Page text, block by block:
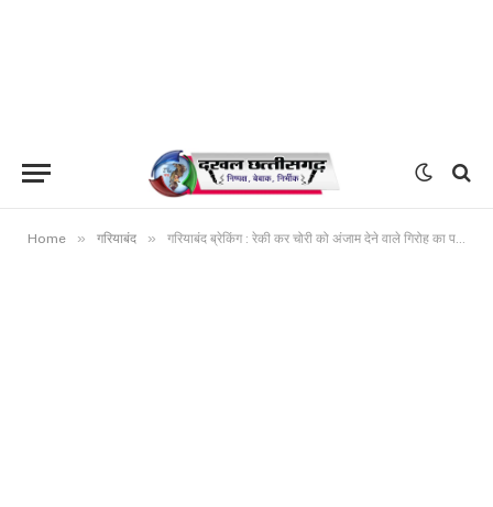
Home » गरियाबंद » गरियाबंद ब्रेकिंग : रेकी कर चोरी को अंजाम देने वाले गिरोह का पर्दाफाश,राजिम पुलिस ने चोरो के मंसूबे किये नाकाम